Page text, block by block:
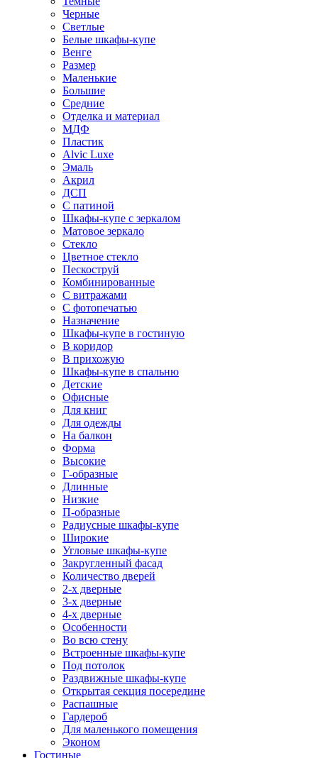
Черные
Светлые
Белые шкафы-купе
Венге
Размер
Маленькие
Большие
Средние
Отделка и материал
МДФ
Пластик
Alvic Luxe
Эмаль
Акрил
ДСП
С патиной
Шкафы-купе с зеркалом
Матовое зеркало
Стекло
Цветное стекло
Пескоструй
Комбинированные
С витражами
С фотопечатью
Назначение
Шкафы-купе в гостиную
В коридор
В прихожую
Шкафы-купе в спальню
Детские
Офисные
Для книг
Для одежды
На балкон
Форма
Высокие
Г-образные
Длинные
Низкие
П-образные
Радиусные шкафы-купе
Широкие
Угловые шкафы-купе
Закругленный фасад
Количество дверей
2-х дверные
3-х дверные
4-х дверные
Особенности
Во всю стену
Встроенные шкафы-купе
Под потолок
Раздвижные шкафы-купе
Открытая секция посередине
Распашные
Гардероб
Для маленького помещения
Эконом
Гостиные